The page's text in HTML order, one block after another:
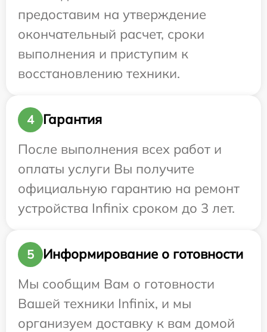
предоставим на утверждение
окончательный расчет, сроки
выполнения и приступим к
восстановлению техники.
4
Гарантия
После выполнения всех работ и
оплаты услуги Вы получите
официальную гарантию на ремонт
устройства Infinix сроком до 3 лет.
5
Информирование о готовности
Мы сообщим Вам о готовности
Вашей техники Infinix, и мы
организуем доставку к вам домой